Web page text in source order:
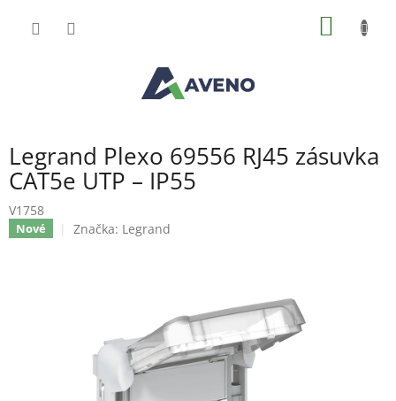
Legrand Plexo 69556 RJ45 zásuvka
CAT5e UTP – IP55
V1758
Nové Značka: Legrand